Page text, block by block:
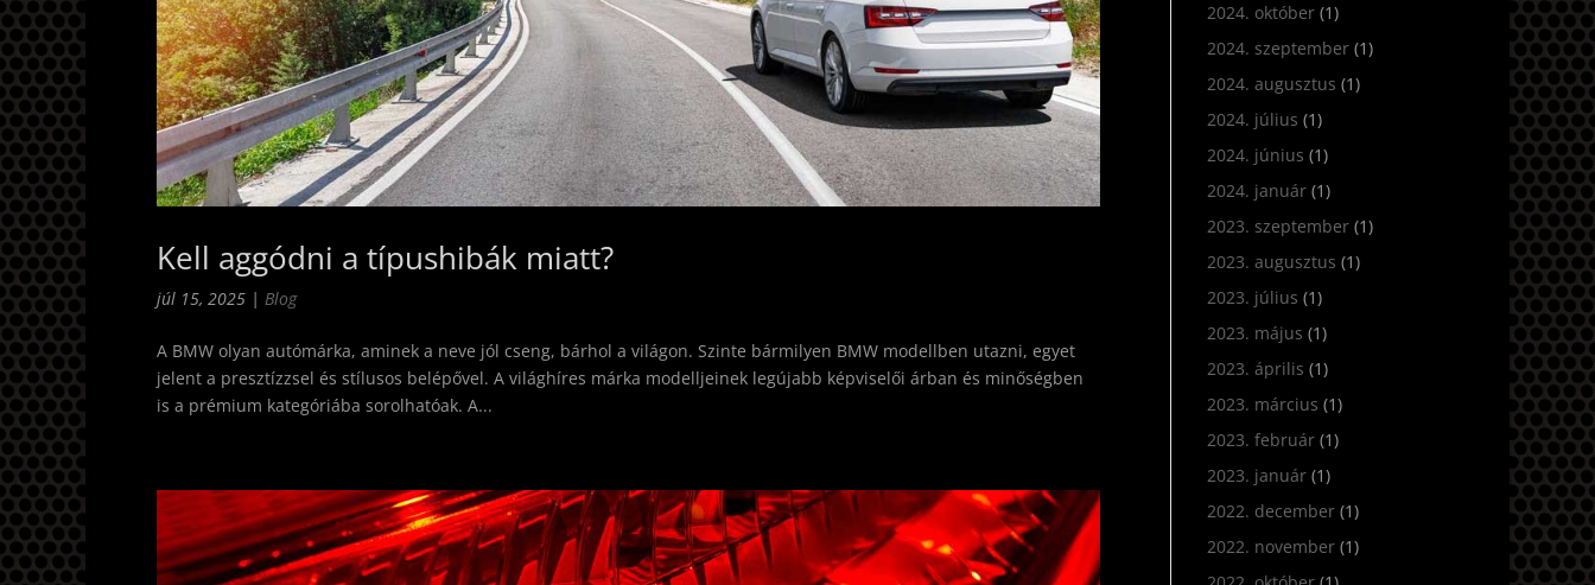
Kell aggódni a típushibák miatt?
júl 15, 2025 | Blog
A BMW olyan autómárka, aminek a neve jól cseng, bárhol a világon. Szinte bármilyen BMW modellben utazni, egyet
jelent a presztízzsel és stílusos belépővel. A világhíres márka modelljeinek legújabb képviselői árban és minőségben
is a prémium kategóriába sorolhatóak. A...
2024. október(1)
2024. szeptember(1)
2024. augusztus (1)
2024. július (1)
2024. június (1)
2024. január(1)
2023. szeptember(1)
2023. augusztus (1)
2023. július (1)
2023. május (1)
2023. április (1)
2023. március (1)
2023. február(1)
2023. január(1)
2022. december(1)
2022. november(1)